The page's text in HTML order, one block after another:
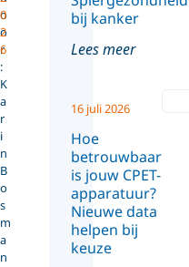
o
o
r
:
K
a
r
i
n
B
o
s
m
a
n
0
2
6
bij kanker
Lees meer
Hoe
betrouwbaar
is jouw CPET-
apparatuur?
Nieuwe data
helpen bij
keuze
16 juli 2026